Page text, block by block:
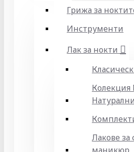
Грижа за
Инструменти
Лак за нокти
Колекция
Лакове за